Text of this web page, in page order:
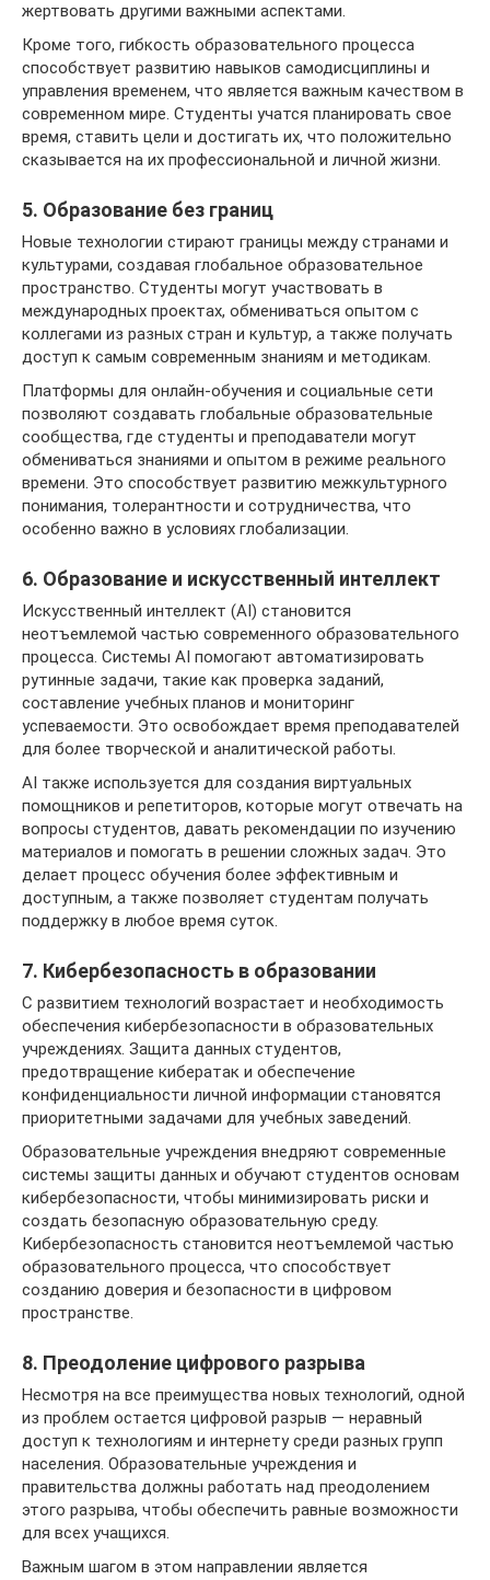
жертвовать другими важными аспектами.
Кроме того, гибкость образовательного процесса
способствует развитию навыков самодисциплины и
управления временем, что является важным качеством в
современном мире. Студенты учатся планировать свое
время, ставить цели и достигать их, что положительно
сказывается на их профессиональной и личной жизни.
5. Образование без границ
Новые технологии стирают границы между странами и
культурами, создавая глобальное образовательное
пространство. Студенты могут участвовать в
международных проектах, обмениваться опытом с
коллегами из разных стран и культур, а также получать
доступ к самым современным знаниям и методикам.
Платформы для онлайн-обучения и социальные сети
позволяют создавать глобальные образовательные
сообщества, где студенты и преподаватели могут
обмениваться знаниями и опытом в режиме реального
времени. Это способствует развитию межкультурного
понимания, толерантности и сотрудничества, что
особенно важно в условиях глобализации.
6. Образование и искусственный интеллект
Искусственный интеллект (AI) становится
неотъемлемой частью современного образовательного
процесса. Системы AI помогают автоматизировать
рутинные задачи, такие как проверка заданий,
составление учебных планов и мониторинг
успеваемости. Это освобождает время преподавателей
для более творческой и аналитической работы.
AI также используется для создания виртуальных
помощников и репетиторов, которые могут отвечать на
вопросы студентов, давать рекомендации по изучению
материалов и помогать в решении сложных задач. Это
делает процесс обучения более эффективным и
доступным, а также позволяет студентам получать
поддержку в любое время суток.
7. Кибербезопасность в образовании
С развитием технологий возрастает и необходимость
обеспечения кибербезопасности в образовательных
учреждениях. Защита данных студентов,
предотвращение кибератак и обеспечение
конфиденциальности личной информации становятся
приоритетными задачами для учебных заведений.
Образовательные учреждения внедряют современные
системы защиты данных и обучают студентов основам
кибербезопасности, чтобы минимизировать риски и
создать безопасную образовательную среду.
Кибербезопасность становится неотъемлемой частью
образовательного процесса, что способствует
созданию доверия и безопасности в цифровом
пространстве.
8. Преодоление цифрового разрыва
Несмотря на все преимущества новых технологий, одной
из проблем остается цифровой разрыв — неравный
доступ к технологиям и интернету среди разных групп
населения. Образовательные учреждения и
правительства должны работать над преодолением
этого разрыва, чтобы обеспечить равные возможности
для всех учащихся.
Важным шагом в этом направлении является